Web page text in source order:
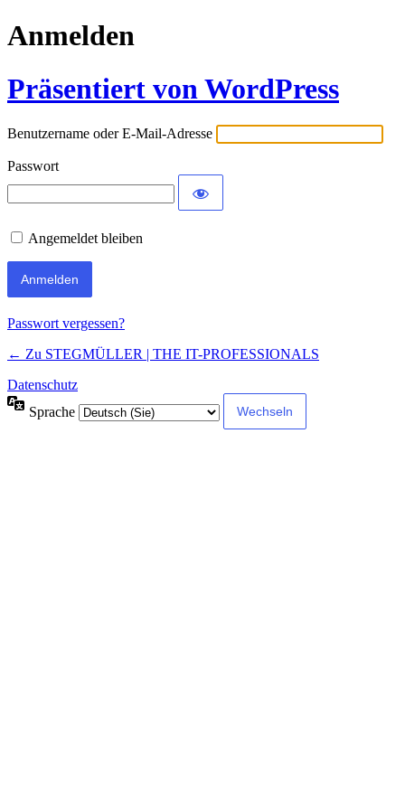
Anmelden
Präsentiert von WordPress
Benutzername oder E-Mail-Adresse
Passwort
Angemeldet bleiben
Passwort vergessen?
← Zu STEGMÜLLER | THE IT-PROFESSIONALS
Datenschutz
Sprache